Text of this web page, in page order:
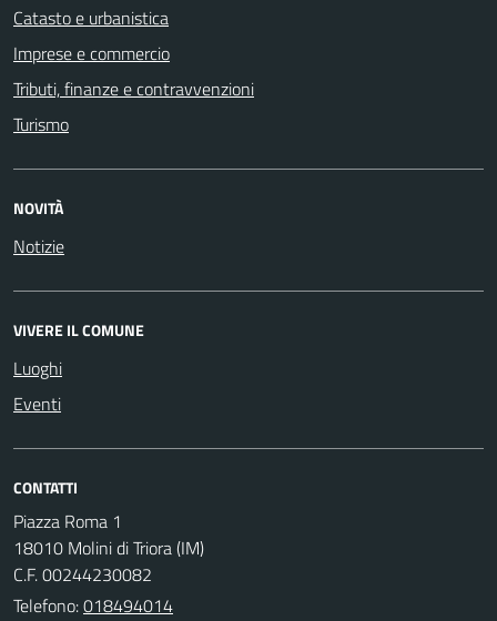
Catasto e urbanistica
Imprese e commercio
Tributi, finanze e contravvenzioni
Turismo
NOVITÀ
Notizie
VIVERE IL COMUNE
Luoghi
Eventi
CONTATTI
Piazza Roma 1
18010 Molini di Triora (IM)
C.F. 00244230082
Telefono:018494014